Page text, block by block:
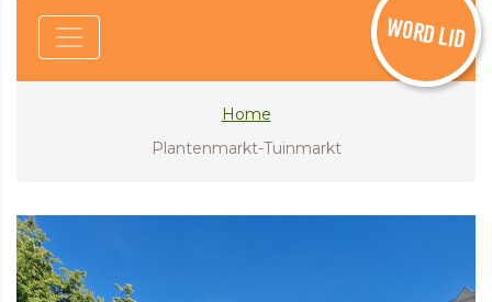
WORD LID
Home
Plantenmarkt-Tuinmarkt